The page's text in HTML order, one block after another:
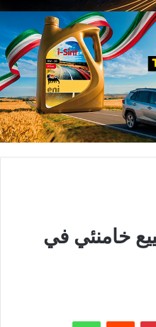
خامنئي في
بينتيريست واتساب